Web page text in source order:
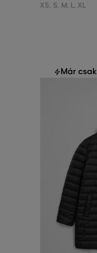
XS, S, M, L, XL
Már csak